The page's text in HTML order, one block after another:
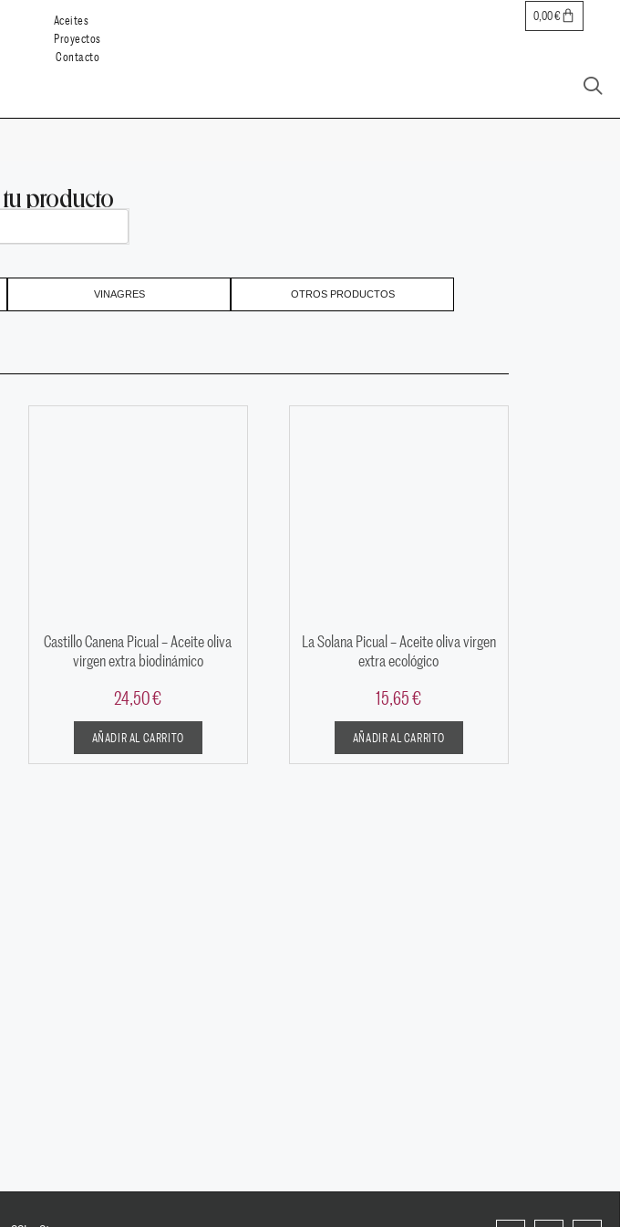
Aceites
Proyectos
Contacto
0,00€
producto
VINAGRES OTROS PRODUCTOS
Castillo Canena Picual – Aceite oliva
virgen extra biodinámico
24,50€
AÑADIR AL CARRITO
La Solana Picual – Aceite oliva virgen
extra ecológico
15,65€
AÑADIR AL CARRITO